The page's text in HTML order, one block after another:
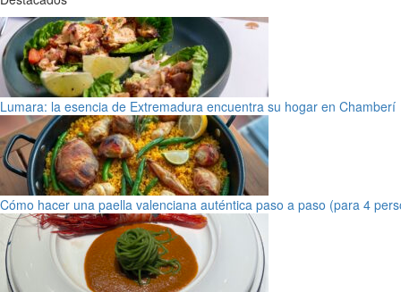
Lumara: la esencia de Extremadura encuentra su hogar en Chamberí
Cómo hacer una paella valenciana auténtica paso a paso (para 4